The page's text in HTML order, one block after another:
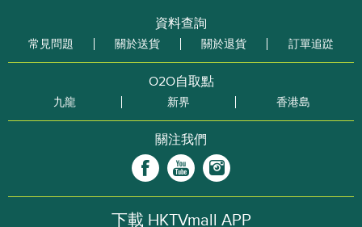
資料查詢
常見問題 關於送貨 關於退貨 訂單追踨
O2O自取點
九龍 新界 香港島
關注我們
下載 HKTVmall APP